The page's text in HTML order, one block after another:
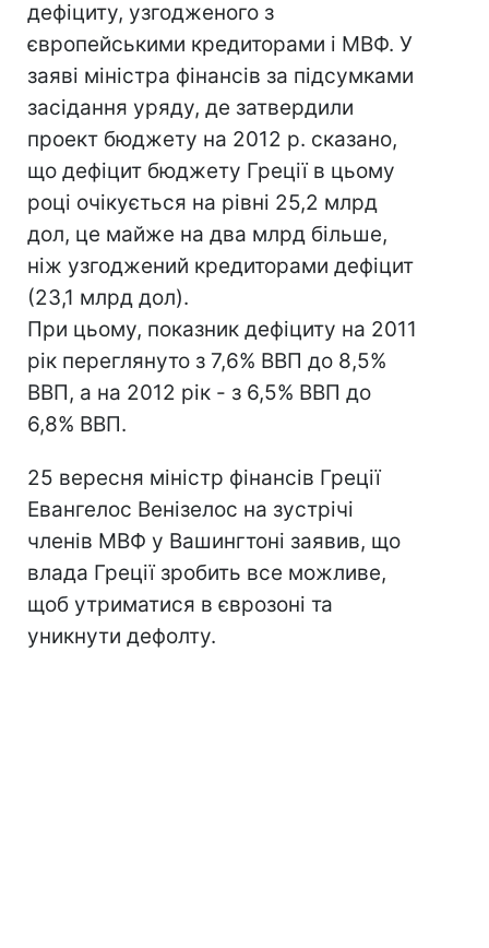
дефіциту, узгодженого з
європейськими кредиторами і МВФ. У
заяві міністра фінансів за підсумками
засідання уряду, де затвердили
проект бюджету на 2012 р. сказано,
що дефіцит бюджету Греції в цьому
році очікується на рівні 25,2 млрд
дол, це майже на два млрд більше,
ніж узгоджений кредиторами дефіцит
(23,1 млрд дол).
При цьому, показник дефіциту на 2011
рік переглянуто з 7,6% ВВП до 8,5%
ВВП, а на 2012 рік - з 6,5% ВВП до
6,8% ВВП.
25 вересня міністр фінансів Греції
Евангелос Венізелос на зустрічі
членів МВФ у Вашингтоні заявив, що
влада Греції зробить все можливе,
щоб утриматися в єврозоні та
уникнути дефолту.